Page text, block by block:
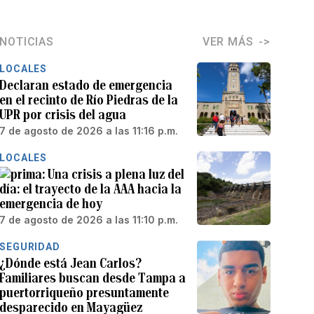
NOTICIAS VER MÁS
LOCALES
Declaran estado de emergencia
en el recinto de Río Piedras de la
UPR por crisis del agua
7 de agosto de 2026 a las 11:16 p.m.
LOCALES
Una crisis a plena luz del
día: el trayecto de la AAA hacia la
emergencia de hoy
7 de agosto de 2026 a las 11:10 p.m.
SEGURIDAD
¿Dónde está Jean Carlos?
Familiares buscan desde Tampa a
puertorriqueño presuntamente
desparecido en Mayagüez